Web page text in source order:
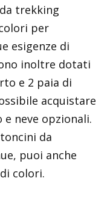
trekking
per
esigenze di
inoltre dotati
e 2 paia di
acquistare
neve opzionali.
da
puoi anche
colori.